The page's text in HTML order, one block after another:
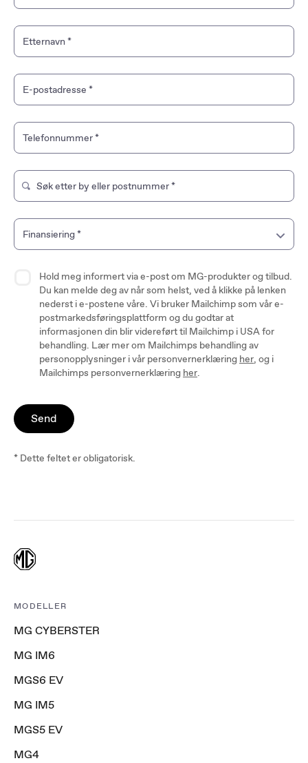
Etternavn*
E-postadresse *
Telefonnummer*
Skriv for å søke etter en merkebutikk. Bruk piltastene for
Søk etter by eller postnummer*
Finansiering*
Hold meg informert via e-post om MG-produkter og tilbud.
Du kan melde deg av når som helst, ved å klikke på lenken
nederst i e-postene våre. Vi bruker Mailchimp som vår e-
postmarkedsføringsplattform og du godtar at
informasjonen din blir videreført til Mailchimp i USA for
behandling. Lær mer om Mailchimps behandling av
personopplysninger i vår personvernerklæring her , og i
Mailchimps personvernerklæring her
Send
* Dette feltet er obligatorisk.
MODELLER
MG CYBERSTER
MG IM6
MGS6 EV
MG IM5
MGS5 EV
MG4